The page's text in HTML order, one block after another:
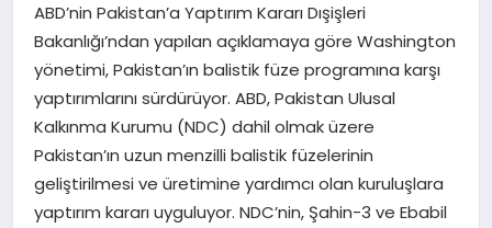
SAĞLIK
DÜNYA
TEKNOLOJI
SIYASET
ABD’nin Pakistan’a Yaptırım Kararı Dışişleri
Bakanlığı’ndan yapılan açıklamaya göre Washington
yönetimi, Pakistan’ın balistik füze programına karşı
yaptırımlarını sürdürüyor. ABD, Pakistan Ulusal
Kalkınma Kurumu (NDC) dahil olmak üzere
Pakistan’ın uzun menzilli balistik füzelerinin
geliştirilmesi ve üretimine yardımcı olan kuruluşlara
yaptırım kararı uyguluyor. NDC’nin, Şahin-3 ve Ebabil